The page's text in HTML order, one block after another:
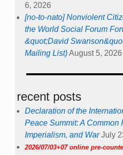
6, 2026
[no-to-nato] Nonviolent
the World Social Forum
&quot;David
Mailing List)August 5, 2026
recent posts
Declaration of the
Peace Summit: A Common
Imperialism, and War July
2026/07/03+07 online pre-